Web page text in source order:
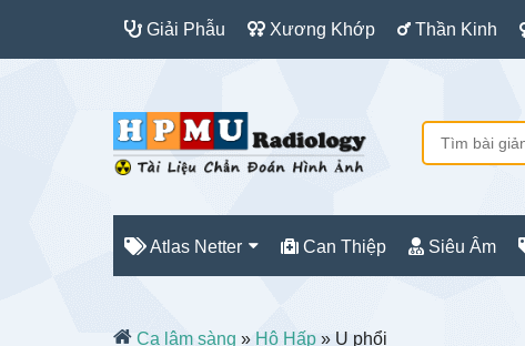
Giải Phẫu Xương Khớp Thần Kinh
Atlas Netter Can Thiệp Siêu Âm
Ca lâm sàng » Hô Hấp » U phổi